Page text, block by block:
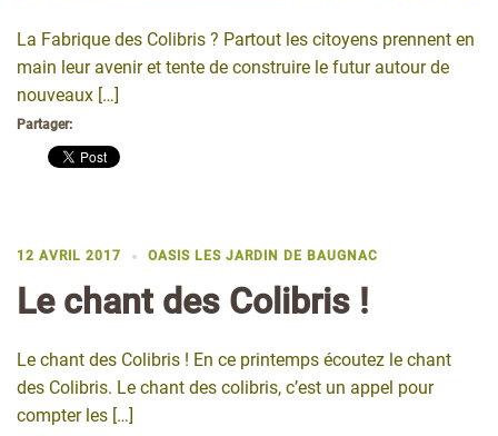
La Fabrique des Colibris ? Partout les citoyens prennent en
main leur avenir et tente de construire le futur autour de
nouveaux […]
Partager:
12 AVRIL 2017 OASIS LES JARDIN DE BAUGNAC
Le chant des Colibris !
Le chant des Colibris ! En ce printemps écoutez le chant
des Colibris. Le chant des colibris, c’est un appel pour
compter les […]